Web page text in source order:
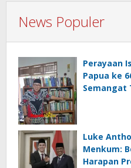
News Populer
Perayaan
Papua ke
Semangat
Luke
Menkum:
Harapan